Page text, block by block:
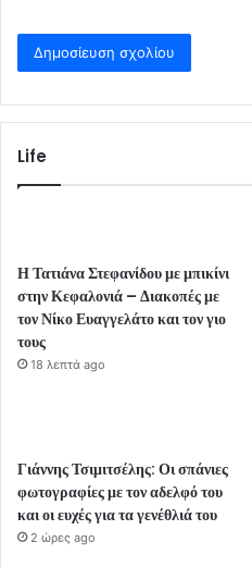
Life
Η Τατιάνα Στεφανίδου με μπικίνι
στην Κεφαλονιά – Διακοπές με
τον Νίκο Ευαγγελάτο και τον γιο
τους
18 λεπτά ago
Γιάννης Τσιμιτσέλης: Οι σπάνιες
φωτογραφίες με τον αδελφό του
και οι ευχές για τα γενέθλιά του
2 ώρες ago